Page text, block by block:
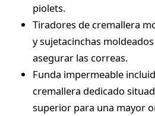
piolets.
Tiradores de cremallera
y sujetacinchas
asegurar las correas.
Funda impermeable
cremallera dedicado
superior para una mayor